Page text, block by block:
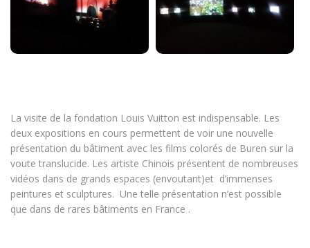
La visite de la fondation Louis Vuitton est indispensable. Les
deux expositions en cours permettent de voir une nouvelle
présentation du bâtiment avec les films colorés de Buren sur la
voute translucide. Les artiste Chinois présentent de nombreuses
vidéos dans de grands espaces (envoutant)et d’immenses
peintures et sculptures. Une telle présentation n’est possible
que dans de rares bâtiments en France .